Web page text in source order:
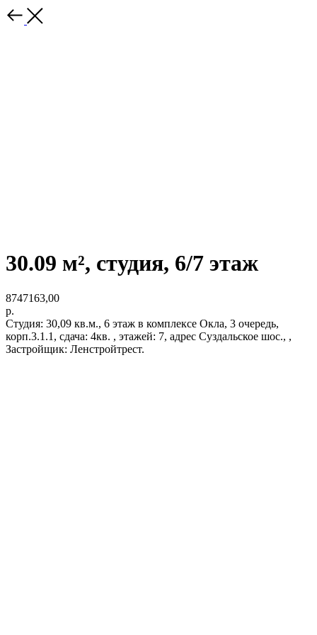
30.09 м², студия, 6/7 этаж
8747163,00
р.
Студия: 30,09 кв.м., 6 этаж в комплексе Окла, 3 очередь,
корп.3.1.1, сдача: 4кв. , этажей: 7, адрес Суздальское шос., ,
Застройщик: Ленстройтрест.